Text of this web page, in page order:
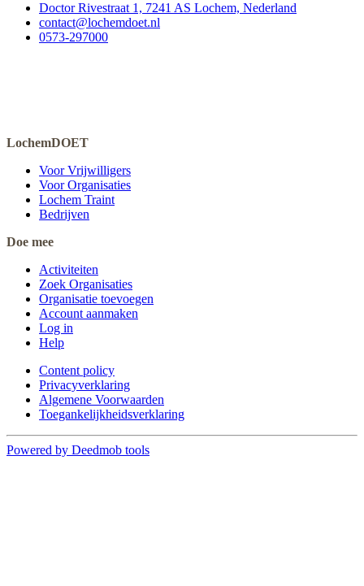
Doctor Rivestraat 1, 7241 AS Lochem, Nederland
contact@lochemdoet.nl
0573-297000
LochemDOET
Voor Vrijwilligers
Voor Organisaties
Lochem Traint
Bedrijven
Doe mee
Activiteiten
Zoek Organisaties
Organisatie toevoegen
Account aanmaken
Log in
Help
Content policy
Privacyverklaring
Algemene Voorwaarden
Toegankelijkheidsverklaring
Powered by Deedmob tools